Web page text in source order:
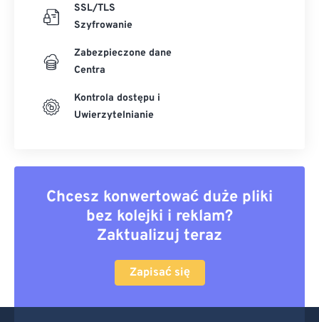
SSL/TLS
Szyfrowanie
Zabezpieczone dane
Centra
Kontrola dostępu i
Uwierzytelnianie
Chcesz konwertować duże pliki
bez kolejki i reklam?
Zaktualizuj teraz
Zapisać się